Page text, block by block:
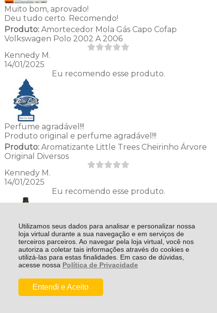
Utilizamos seus dados para analisar e personalizar nossa
loja virtual durante a sua navegação e em serviços de
terceiros parceiros. Ao navegar pela loja virtual, você nos
autoriza a coletar tais informações através do cookies e
utilizá-las para estas finalidades. Em caso de dúvidas,
acesse nossa Política de Privacidade
Entendi e Aceito
Muito bom, aprovado!
Deu tudo certo. Recomendo!
Produto:Amortecedor Mola Gás Capo Cofap
Volkswagen Polo 2002 A 2006
Kennedy M.
14/01/2025
Eu recomendo esse produto.
Perfume agradável!!!
Produto original e perfume agradável!!!
Produto:Aromatizante Little Trees Cheirinho Árvore
Original Diversos
Kennedy M.
14/01/2025
Eu recomendo esse produto.
Produto Original!!!
Produto original!!!
Produto:Bardahl Flex Aditivo Para Combustível Pra
Kennedy M.
R$ 91,75Por: R$ 76,01